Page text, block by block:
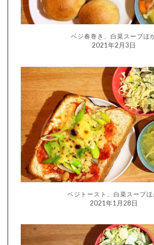
ベジ春巻き、白菜スープほ
2021年2月3日
ベジトースト、白菜スープほ
2021年1月28日